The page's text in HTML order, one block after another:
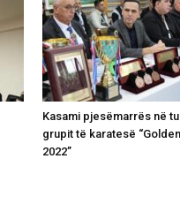
Kasami pjesëmarrës në
grupit të karatesë
2022”